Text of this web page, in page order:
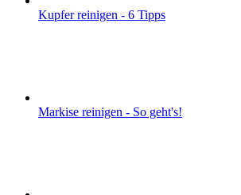
Kupfer reinigen - 6 Tipps
Markise reinigen - So geht's!